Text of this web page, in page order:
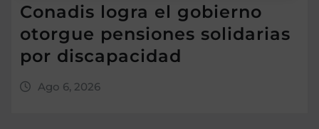
Conadis logra el gobierno
otorgue pensiones solidarias
por discapacidad
Ago 6, 2026